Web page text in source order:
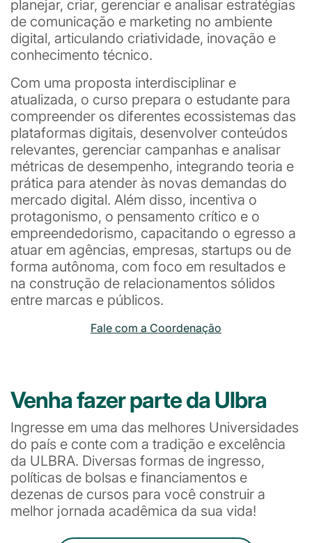
planejar, criar, gerenciar e analisar estratégias
de comunicação e marketing no ambiente
digital, articulando criatividade, inovação e
conhecimento técnico.
Com uma proposta interdisciplinar e
atualizada, o curso prepara o estudante para
compreender os diferentes ecossistemas das
plataformas digitais, desenvolver conteúdos
relevantes, gerenciar campanhas e analisar
métricas de desempenho, integrando teoria e
prática para atender às novas demandas do
mercado digital. Além disso, incentiva o
protagonismo, o pensamento crítico e o
empreendedorismo, capacitando o egresso a
atuar em agências, empresas, startups ou de
forma autônoma, com foco em resultados e
na construção de relacionamentos sólidos
entre marcas e públicos.
Fale com a Coordenação
Venha fazer parte da Ulbra
Ingresse em uma das melhores Universidades
do país e conte com a tradição e excelência
da ULBRA. Diversas formas de ingresso,
políticas de bolsas e financiamentos e
dezenas de cursos para você construir a
melhor jornada acadêmica da sua vida!